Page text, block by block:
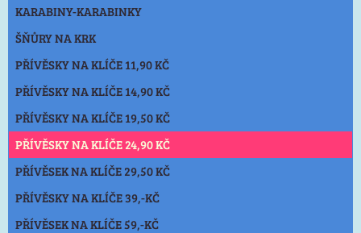
KARABINY-KARABINKY
ŠŇŮRY NA KRK
PŘÍVĚSKY NA KLÍČE 11,90 KČ
PŘÍVĚSKY NA KLÍČE 14,90 KČ
PŘÍVĚSKY NA KLÍČE 19,50 KČ
PŘÍVĚSKY NA KLÍČE 24,90 KČ
PŘÍVĚSEK NA KLÍČE 29,50 KČ
PŘÍVĚSKY NA KLÍČE 39,-KČ
PŘÍVĚSEK NA KLÍČE 59,-KČ